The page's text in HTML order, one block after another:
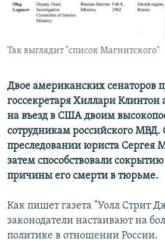
Так выглядит "список Магнитского"
Двое американских сенаторов
госсекретаря Хиллари Клинтон
на въезд в США двоим
сотрудникам российского МВД.
преследовании юриста Сергея
затем способствовали
причины его смерти в тюрьме.
Как пишет газета "Уолл Стрит
законодатели настаивают на
политике в отношении России.